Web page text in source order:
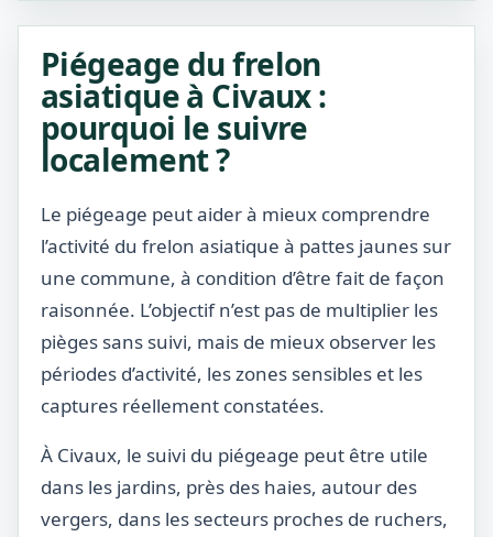
Piégeage du frelon
asiatique à Civaux :
pourquoi le suivre
localement ?
Le piégeage peut aider à mieux comprendre
l’activité du frelon asiatique à pattes jaunes sur
une commune, à condition d’être fait de façon
raisonnée. L’objectif n’est pas de multiplier les
pièges sans suivi, mais de mieux observer les
périodes d’activité, les zones sensibles et les
captures réellement constatées.
À Civaux, le suivi du piégeage peut être utile
dans les jardins, près des haies, autour des
vergers, dans les secteurs proches de ruchers,